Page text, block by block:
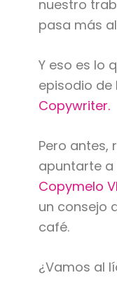
nuestro
pasa más
Y eso es lo
episodio de
Copywriter.
Pero antes,
apuntarte a
Copymelo
un consejo
café.
¿Vamos al